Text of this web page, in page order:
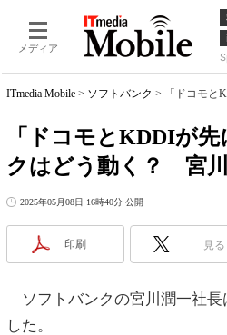
メディア
ITmedia Mobile > ソフトバンク > 「ドコモ
「ドコモとKDDIが
クはどう動く？ 宮
2025年05月08日 16時40分 公開
印刷 見る
ソフトバンクの宮川潤一社長
した。